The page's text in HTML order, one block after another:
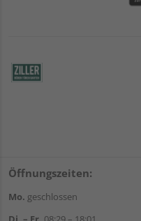
Öffnungszeiten:
Mo. geschlossen